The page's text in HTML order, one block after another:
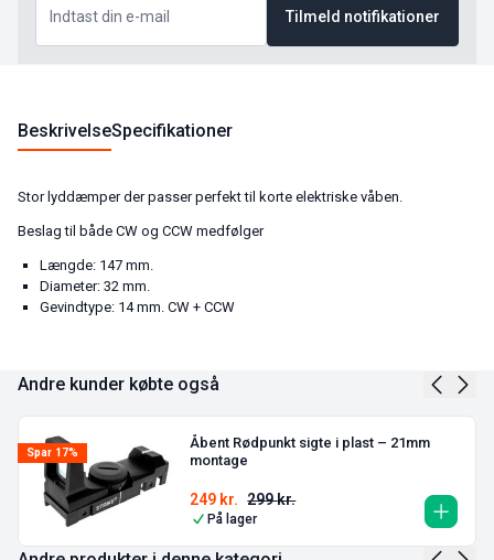
Tilmeld notifikationer
BeskrivelseSpecifikationer
Stor lyddæmper der passer perfekt til korte elektriske våben.
Beslag til både CW og CCW medfølger
Længde: 147 mm.
Diameter: 32 mm.
Gevindtype: 14 mm. CW + CCW
Andre kunder købte også
Spar 17%
Åbent Rødpunkt sigte i plast – 21mm
montage
299kr.
249 kr.
På lager